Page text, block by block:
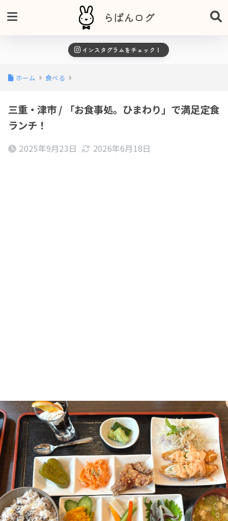
らぱんログ
インスタグラムをチェック！
ホーム 食べる
三重・津市 / 「お食事処。ひまわり」で満足定食
ランチ！
2025年9月23日 2026年6月18日